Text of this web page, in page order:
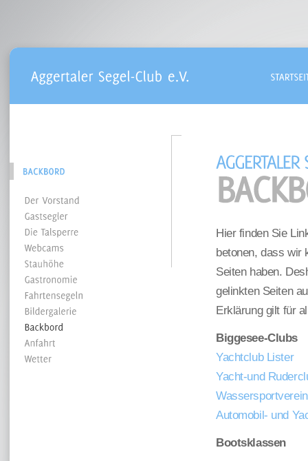
Hier finden Sie
betonen, dass wir
Seiten haben.
gelinkten Seiten
Erklärung gilt für
Biggesee-Clubs
Yachtclub Lister
Yacht-und
Automobil- und
Bootsklassen